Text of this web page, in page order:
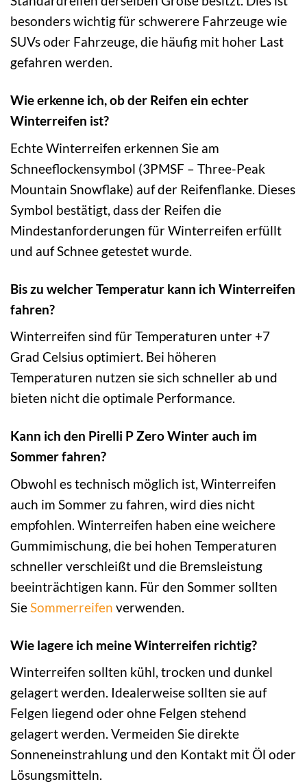
besonders wichtig für schwerere Fahrzeuge wie
SUVs oder Fahrzeuge, die häufig mit hoher Last
gefahren werden.
Wie erkenne ich, ob der Reifen ein echter
Winterreifen ist?
Echte Winterreifen erkennen Sie am
Schneeflockensymbol (3PMSF – Three-Peak
Mountain Snowflake) auf der Reifenflanke. Dieses
Symbol bestätigt, dass der Reifen die
Mindestanforderungen für Winterreifen erfüllt
und auf Schnee getestet wurde.
Bis zu welcher Temperatur kann ich Winterreifen
fahren?
Winterreifen sind für Temperaturen unter +7
Grad Celsius optimiert. Bei höheren
Temperaturen nutzen sie sich schneller ab und
bieten nicht die optimale Performance.
Kann ich den Pirelli P Zero Winter auch im
Sommer fahren?
Obwohl es technisch möglich ist, Winterreifen
auch im Sommer zu fahren, wird dies nicht
empfohlen. Winterreifen haben eine weichere
Gummimischung, die bei hohen Temperaturen
schneller verschleißt und die Bremsleistung
beeinträchtigen kann. Für den Sommer sollten
SieSommerreifen verwenden.
Wie lagere ich meine Winterreifen richtig?
Winterreifen sollten kühl, trocken und dunkel
gelagert werden. Idealerweise sollten sie auf
Felgen liegend oder ohne Felgen stehend
gelagert werden. Vermeiden Sie direkte
Sonneneinstrahlung und den Kontakt mit Öl oder
Lösungsmitteln.